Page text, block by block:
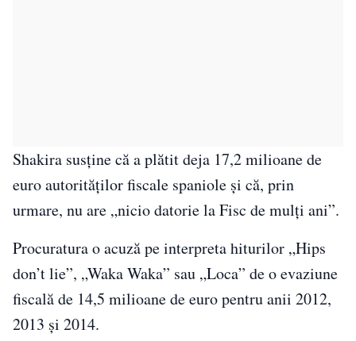
Shakira susţine că a plătit deja 17,2 milioane de
euro autorităţilor fiscale spaniole şi că, prin
urmare, nu are „nicio datorie la Fisc de mulţi ani”.
Procuratura o acuză pe interpreta hiturilor „Hips
don’t lie”, „Waka Waka” sau „Loca” de o evaziune
fiscală de 14,5 milioane de euro pentru anii 2012,
2013 şi 2014.